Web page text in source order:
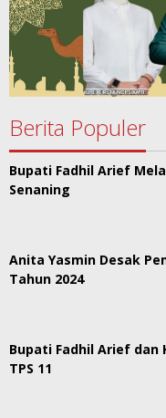
Berita Populer
Bupati Fadhil Arief
Senaning
Anita Yasmin Desak
Tahun 2024
Bupati Fadhil Arief dan
TPS 11